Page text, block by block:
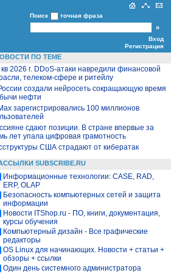
Поиск точная фраза
Вход
Регистрация
ПО ТЕМЕ
кв 2026 г. DDoS-атаки навредили финансовой
телеком-сфере и ритейлу
создали нейросеть сокращающую время
нефти
зарегистрировались 100 миллионов
сдают позиции. В стране впервые за
лет упала цифровая грамотность
США страдают от кибератак
SUBSCRIBE.RU
Информационные технологии: CASE, RAD,
ERP, OLAP
Безопасность компьютерных сетей и защита
информации
Новости ITShop.ru - ПО, книги, документация,
курсы обучения
Компьютерный дизайн - Все графические
редакторы
OS Linux для начинающих. Новости + статьи +
обзоры + ссылки
Один день системного администратора